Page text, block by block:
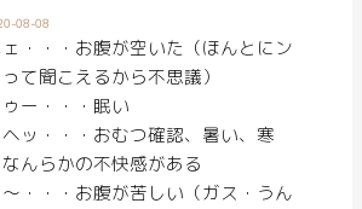
08-08
・・・お腹が空いた（ほんとにン
て聞こえるから不思議）
ー・・・眠い
ッ・・・おむつ確認、暑い、寒
んらかの不快感がある
・・・お腹が苦しい（ガス・うん